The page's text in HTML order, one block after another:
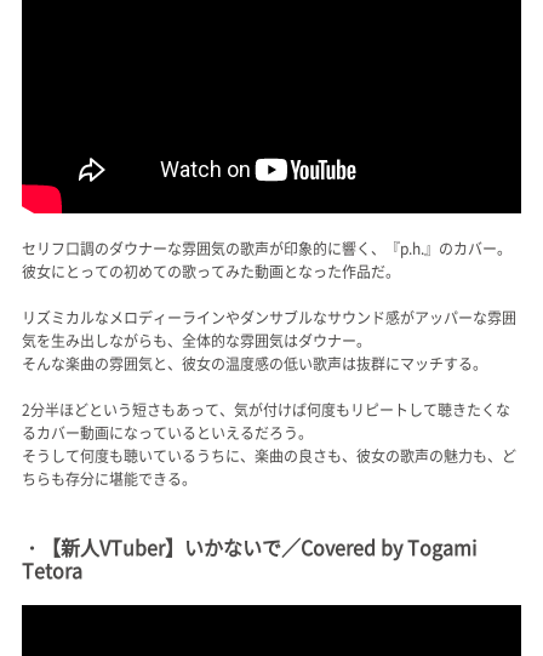
セリフ口調のダウナーな雰囲気の歌声が印象的に響く、『p.h.』のカバー。
彼女にとっての初めての歌ってみた動画となった作品だ。
リズミカルなメロディーラインやダンサブルなサウンド感がアッパーな雰囲
気を生み出しながらも、全体的な雰囲気はダウナー。
そんな楽曲の雰囲気と、彼女の温度感の低い歌声は抜群にマッチする。
2分半ほどという短さもあって、気が付けば何度もリピートして聴きたくな
るカバー動画になっているといえるだろう。
そうして何度も聴いているうちに、楽曲の良さも、彼女の歌声の魅力も、ど
ちらも存分に堪能できる。
・【新人VTuber】いかないで／Covered by Togami
Tetora